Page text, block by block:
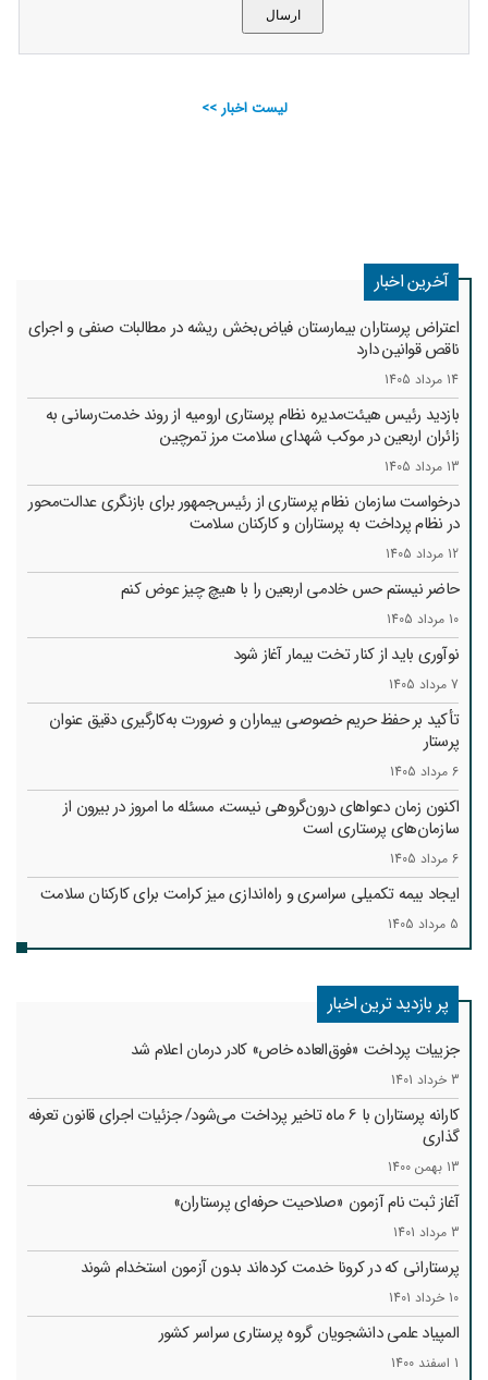
لیست اخبار >>
آخرین اخبار
اعتراض پرستاران بیمارستان فیاض‌بخش ریشه در مطالبات صنفی و اجرای
ناقص قوانین دارد
14 مرداد 1405
بازدید رئیس هیئت‌مدیره نظام پرستاری ارومیه از روند خدمت‌رسانی به
زائران اربعین در موکب شهدای سلامت مرز تمرچین
13 مرداد 1405
درخواست سازمان نظام پرستاری از رئیس‌جمهور برای بازنگری عدالت‌محور
در نظام پرداخت به پرستاران و کارکنان سلامت
12 مرداد 1405
حاضر نیستم حس خادمی اربعین را با هیچ چیز عوض کنم
10 مرداد 1405
نوآوری باید از کنار تخت بیمار آغاز شود
7 مرداد 1405
تأکید بر حفظ حریم خصوصی بیماران و ضرورت به‌کارگیری دقیق عنوان
پرستار
6 مرداد 1405
اکنون زمان دعواهای درون‌گروهی نیست، مسئله ما امروز در بیرون از
سازمان‌های پرستاری است
6 مرداد 1405
ایجاد بیمه تکمیلی سراسری و راه‌اندازی میز کرامت برای کارکنان سلامت
5 مرداد 1405
پر بازدید ترین اخبار
جزییات پرداخت «فوق‌العاده خاص» کادر درمان اعلام شد
3 خرداد 1401
کارانه‌ پرستاران با 6 ماه تاخیر پرداخت می‌شود/ جزئیات اجرای قانون تعرفه
گذاری
13 بهمن 1400
آغاز ثبت نام آزمون «صلاحیت حرفه‌ای پرستاران»
3 مرداد 1401
پرستارانی که در کرونا خدمت کرد‌ه‌اند بدون آزمون استخدام شوند
10 خرداد 1401
المپیاد علمی دانشجویان گروه پرستاری سراسر کشور
1 اسفند 1400